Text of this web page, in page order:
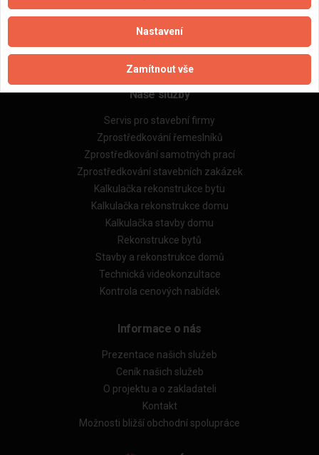
Naše excelové tabulky online
Naše služby
Servis pro stavební firmy
Zprostředkování řemeslníků
Zprostředkování samotných prací
Zprostředkování stavebních zakázek
Kalkulačka rekonstrukce bytu
Kalkulačka rekonstrukce domu
Kalkulačka stavby domu
Rekonstrukce bytů
Stavby a rekonstrukce domů
Technická videokonzultace
Kontrola cenových nabídek
Informace o nás
Prezentace našich služeb
Ceník našich služeb
O projektu a o zakladateli
Kontakt
Možnosti bližší obchodní spolupráce
Nastavení
Zamítnout vše